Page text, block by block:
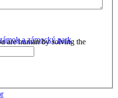
a zámocký park
are human by solving the